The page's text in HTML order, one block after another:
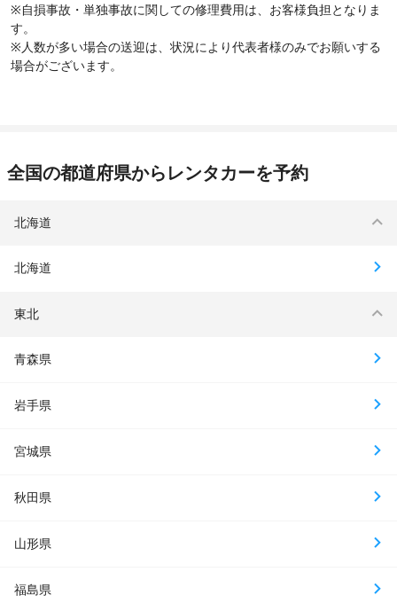
※自損事故・単独事故に関しての修理費用は、お客様負担となりま
す。
※人数が多い場合の送迎は、状況により代表者様のみでお願いする
場合がございます。
全国の都道府県からレンタカーを予約
北海道
北海道
東北
青森県
岩手県
宮城県
秋田県
山形県
福島県